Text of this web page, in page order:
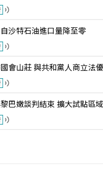
沙特石油進口量降至零
會山莊 與共和黨人商立法
巴嫩談判結束 擴大試點區